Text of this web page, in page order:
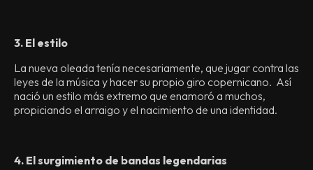
3. El estilo
La nueva oleada tenía necesariamente, que jugar contra las
leyes de la música y hacer su propio giro copernicano. Así
nació un estilo más extremo que enamoró a muchos,
propiciando el arraigo y el nacimiento de una identidad.
4. El surgimiento de bandas legendarias